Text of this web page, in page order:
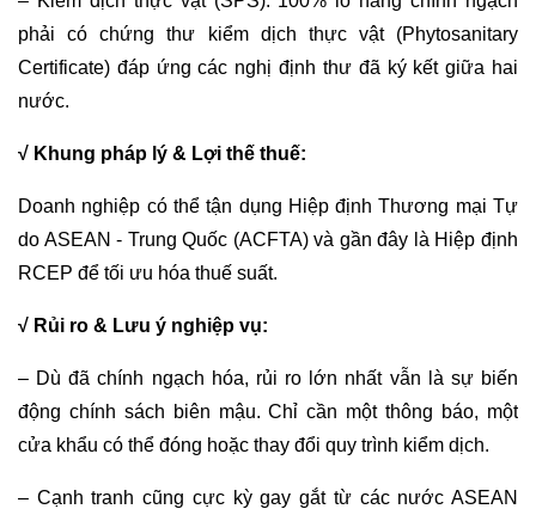
phải có chứng thư kiểm dịch thực vật (Phytosanitary
Certificate) đáp ứng các nghị định thư đã ký kết giữa hai
nước.
√ Khung pháp lý & Lợi thế thuế:
Doanh nghiệp có thể tận dụng Hiệp định Thương mại Tự
do ASEAN - Trung Quốc (ACFTA) và gần đây là Hiệp định
RCEP để tối ưu hóa thuế suất.
√ Rủi ro & Lưu ý nghiệp vụ:
– Dù đã chính ngạch hóa, rủi ro lớn nhất vẫn là sự biến
động chính sách biên mậu. Chỉ cần một thông báo, một
cửa khẩu có thể đóng hoặc thay đổi quy trình kiểm dịch.
– Cạnh tranh cũng cực kỳ gay gắt từ các nước ASEAN